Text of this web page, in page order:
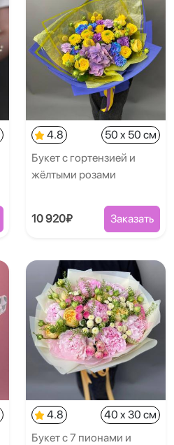
4.8
50 x 50 см
Букет с гортензией и
жёлтыми розами
10 920₽ Заказать
4.8
40 x 30 см
Букет с 7 пионами и